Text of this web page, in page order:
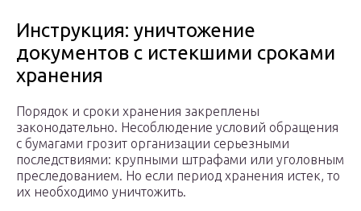
Инструкция: уничтожение
документов с истекшими сроками
хранения
Порядок и сроки хранения закреплены
законодательно. Несоблюдение условий обращения
с бумагами грозит организации серьезными
последствиями: крупными штрафами или уголовным
преследованием. Но если период хранения истек, то
их необходимо уничтожить.